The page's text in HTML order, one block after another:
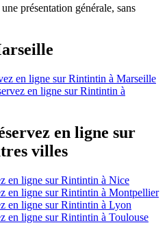
présentation générale, sans
en ligne sur Rintintin à Marseille
en ligne sur Rintintin à
en ligne sur
villes
en ligne sur Rintintin à Nice
en ligne sur Rintintin à Montpellier
en ligne sur Rintintin à Lyon
en ligne sur Rintintin à Toulouse